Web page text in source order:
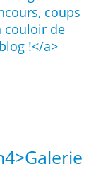
coups
couloir de
!</a>
Galerie